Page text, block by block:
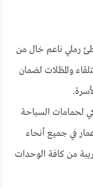
رملي ناعم خال من
والمظلات لضمان
لحمامات السباحة
في جميع أنحاء
من كافة الوحدات